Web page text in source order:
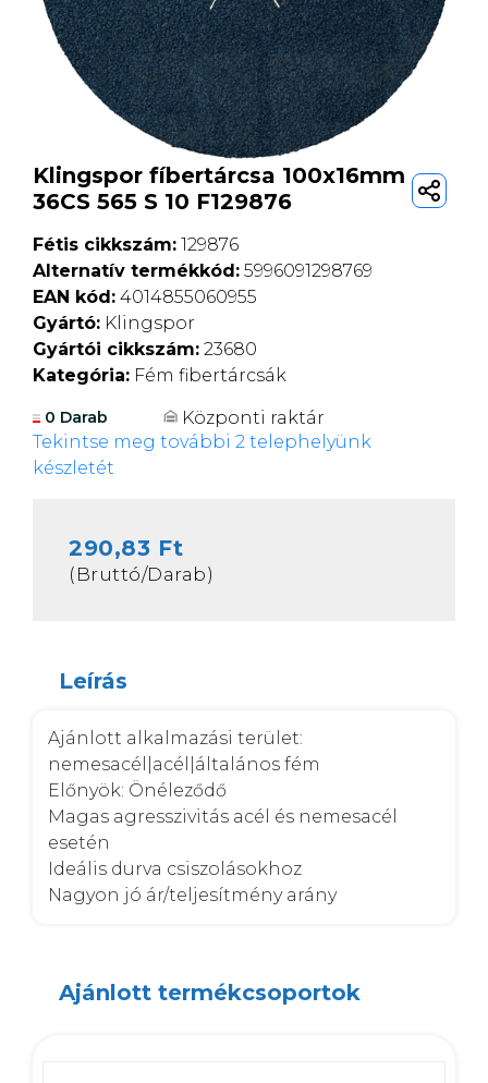
Klingspor fíbertárcsa 100x16mm
36CS 565 S 10 F129876
Fétis cikkszám: 129876
Alternatív termékkód: 5996091298769
EAN kód: 4014855060955
Gyártó: Klingspor
Gyártói cikkszám: 23680
Kategória: Fém fibertárcsák
0 Darab
Központi raktár
Tekintse meg további 2 telephelyünk
készletét
290,83 Ft
(Bruttó/Darab)
Leírás
Ajánlott alkalmazási terület:
nemesacél|acél|általános fém
Előnyök: Önéleződő
Magas agresszivitás acél és nemesacél
esetén
Ideális durva csiszolásokhoz
Nagyon jó ár/teljesítmény arány
Ajánlott termékcsoportok